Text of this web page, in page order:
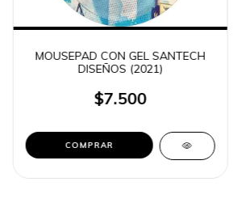
MOUSEPAD CON GEL SANTECH
DISEÑOS (2021)
$7.500
COMPRAR